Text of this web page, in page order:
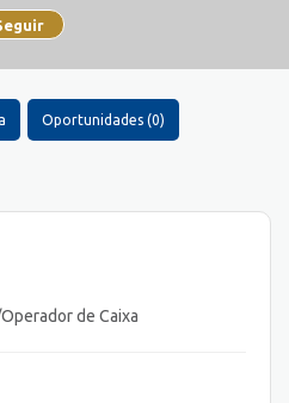
Oportunidades (0)
de Caixa